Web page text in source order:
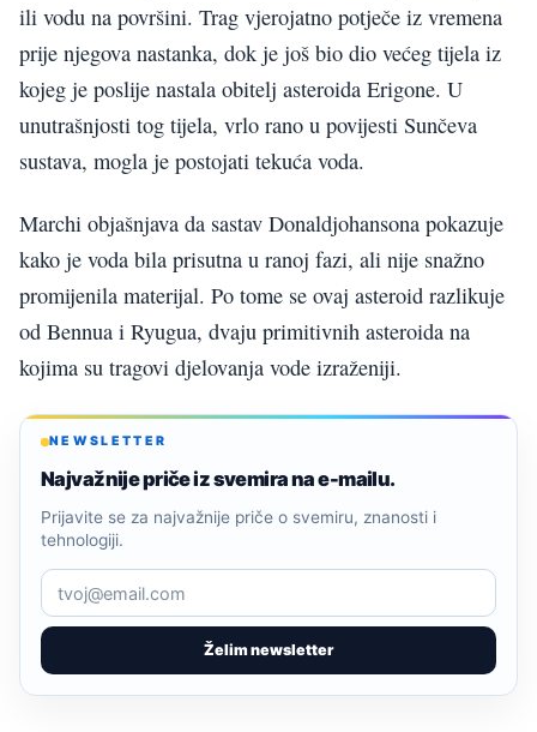
ili vodu na površini. Trag vjerojatno potječe iz vremena
prije njegova nastanka, dok je još bio dio većeg tijela iz
kojeg je poslije nastala obitelj asteroida Erigone. U
unutrašnjosti tog tijela, vrlo rano u povijesti Sunčeva
sustava, mogla je postojati tekuća voda.
Marchi objašnjava da sastav Donaldjohansona pokazuje
kako je voda bila prisutna u ranoj fazi, ali nije snažno
promijenila materijal. Po tome se ovaj asteroid razlikuje
od Bennua i Ryugua, dvaju primitivnih asteroida na
kojima su tragovi djelovanja vode izraženiji.
NEWSLETTER
Najvažnije priče iz svemira na e-mailu.
Želim newsletter
Prijavite se za najvažnije priče o svemiru, znanosti i
tehnologiji.